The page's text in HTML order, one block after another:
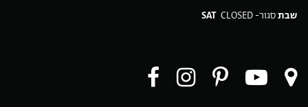
שבתסגור- SAT CLOSED
עקבועקבועקבועקבו